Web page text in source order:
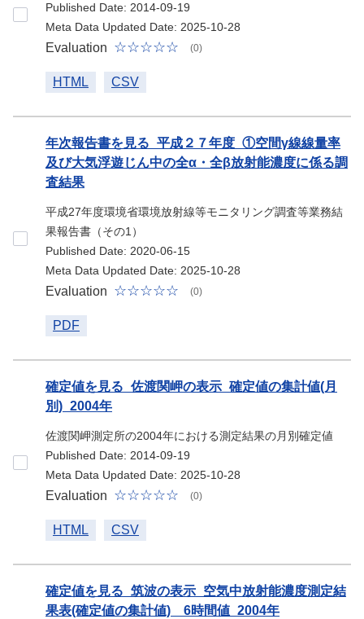
Published Date: 2014-09-19
Meta Data Updated Date: 2025-10-28
Evaluation (0)
HTML CSV
年次報告書を見る_平成２７年度_①空間γ線線量率
及び大気浮遊じん中の全α・全β放射能濃度に係る調
査結果
平成27年度環境省環境放射線等モニタリング調査等業務結
果報告書（その1）
Published Date: 2020-06-15
Meta Data Updated Date: 2025-10-28
Evaluation (0)
PDF
確定値を見る_佐渡関岬の表示_確定値の集計値(月
別)_2004年
佐渡関岬測定所の2004年における測定結果の月別確定値
Published Date: 2014-09-19
Meta Data Updated Date: 2025-10-28
Evaluation (0)
HTML CSV
確定値を見る_筑波の表示_空気中放射能濃度測定結
果表(確定値の集計値) 6時間値_2004年